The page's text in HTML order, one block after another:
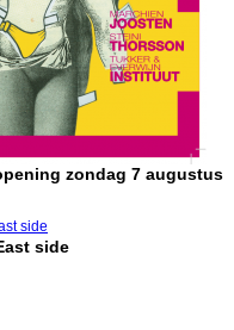
zondag 7 augustus
side